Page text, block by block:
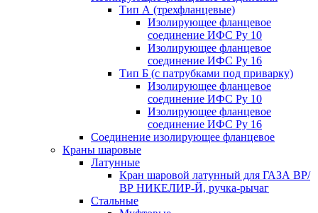
Тип А (трехфланцевые)
Изолирующее фланцевое
соединение ИФС Ру 10
Изолирующее фланцевое
соединение ИФС Ру 16
Тип Б (с патрубками под приварку)
Изолирующее фланцевое
соединение ИФС Ру 10
Изолирующее фланцевое
соединение ИФС Ру 16
Соединение изолирующее фланцевое
Краны шаровые
Латунные
Кран шаровой латунный для ГАЗА ВР/
ВР НИКЕЛИР-Й, ручка-рычаг
Стальные